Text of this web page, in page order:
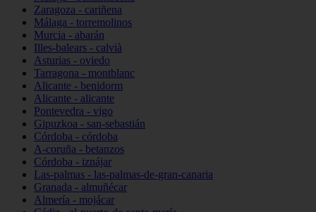
Zaragoza - cariñena
Málaga - torremolinos
Murcia - abarán
Illes-balears - calvià
Asturias - oviedo
Tarragona - montblanc
Alicante - benidorm
Alicante - alicante
Pontevedra - vigo
Gipuzkoa - san-sebastián
Córdoba - córdoba
A-coruña - betanzos
Córdoba - iznájar
Las-palmas - las-palmas-de-gran-canaria
Granada - almuñécar
Almería - mojácar